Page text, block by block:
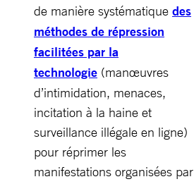
de manière systématique des
méthodes de répression
facilitées par la
technologie (manœuvres
d’intimidation, menaces,
incitation à la haine et
surveillance illégale en ligne)
pour réprimer les
manifestations organisées par